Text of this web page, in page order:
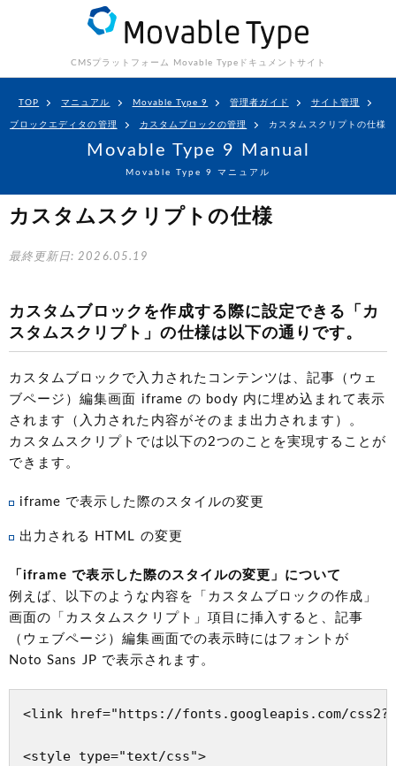
CMSプラットフォーム Movable Type ドキュメントサイト
TOP マニュアル Movable Type 9 管理者ガイド サイト管理
ブロックエディタの管理 カスタムブロックの管理 カスタムスクリプトの仕様
Movable Type 9 Manual
Movable Type 9 マニュアル
カスタムスクリプトの仕様
最終更新日: 2026.05.19
カスタムブロックを作成する際に設定できる「カ
スタムスクリプト」の仕様は以下の通りです。
カスタムブロックで入力されたコンテンツは、記事（ウェ
ブページ）編集画面 iframe の body 内に埋め込まれて表示
されます（入力された内容がそのまま出力されます）。
カスタムスクリプトでは以下の2つのことを実現することが
できます。
iframe で表示した際のスタイルの変更
出力される HTML の変更
「iframe で表示した際のスタイルの変更」について
例えば、以下のような内容を「カスタムブロックの作成」
画面の「カスタムスクリプト」項目に挿入すると、記事
（ウェブページ）編集画面での表示時にはフォントが
Noto Sans JP で表示されます。
<link href="https://fonts.googleapis.com/
<style type="text/css">